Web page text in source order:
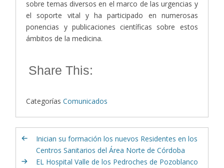
sobre temas diversos en el marco de las urgencias y
el soporte vital y ha participado en numerosas
ponencias y publicaciones científicas sobre estos
ámbitos de la medicina.
Share This:
Categorías Comunicados
Inician su formación los nuevos Residentes en los
Centros Sanitarios del Área Norte de Córdoba
EL Hospital Valle de los Pedroches de Pozoblanco